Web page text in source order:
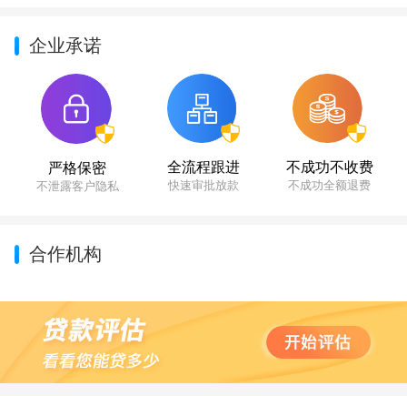
企业承诺
严格保密
不泄露客户隐私
全流程跟进
快速审批放款
不成功不收费
不成功全额退费
合作机构